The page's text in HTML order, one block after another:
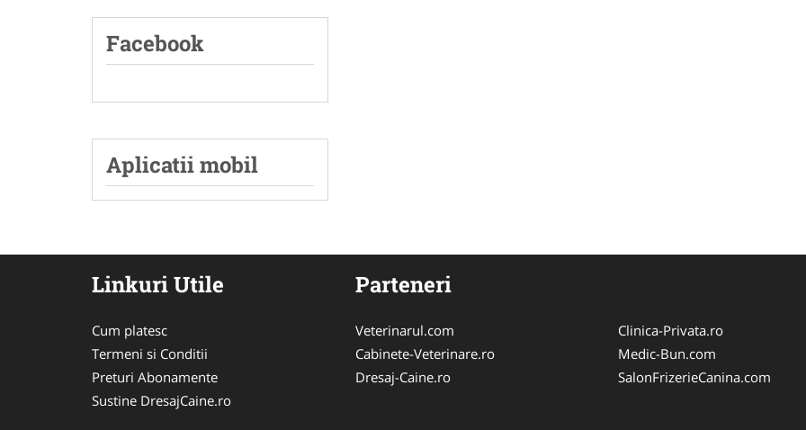
Facebook
Aplicatii mobil
Linkuri Utile
Cum platesc
Termeni si Conditii
Preturi Abonamente
Sustine DresajCaine.ro
Parteneri
Veterinarul.com
Cabinete-Veterinare.ro
Dresaj-Caine.ro
Clinica-Privata.ro
Medic-Bun.com
SalonFrizerieCanina.com